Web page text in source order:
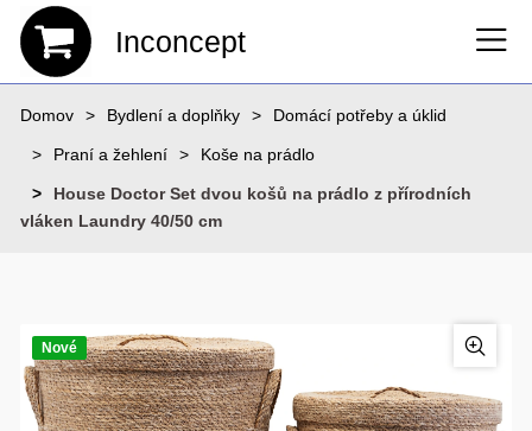
Inconcept
Domov Bydlení a doplňky Domácí potřeby a úklid
Praní a žehlení Koše na prádlo
House Doctor Set dvou košů na prádlo z přírodních
vláken Laundry 40/50 cm
Nové